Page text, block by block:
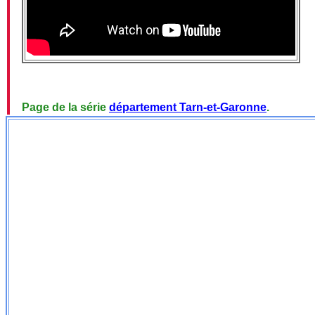
Page de la série département Tarn-et-Garonne.